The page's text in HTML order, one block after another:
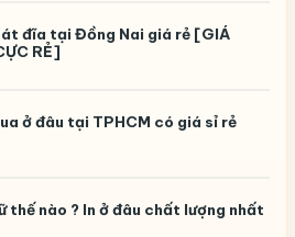
đĩa tại Đồng Nai giá rẻ [GIÁ
RẺ]
ở đâu tại TPHCM có giá sỉ rẻ
thế nào ? In ở đâu chất lượng nhất